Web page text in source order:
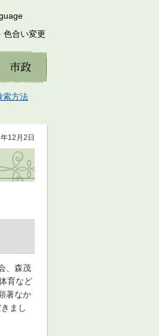
色合い変更
索方法
12月2日
、森茂
育など
著なか
まし